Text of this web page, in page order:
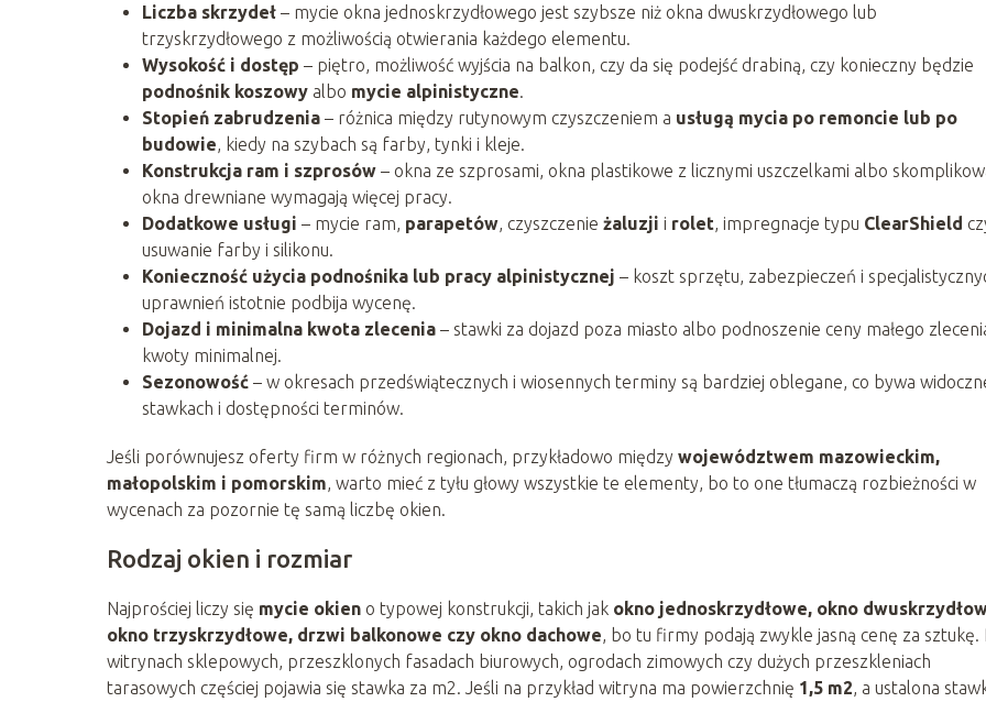
Liczba skrzydeł – mycie okna jednoskrzydłowego jest szybsze niż okna dwuskrzydłowego lub
trzyskrzydłowego z możliwością otwierania każdego elementu.
Wysokość i dostęp – piętro, możliwość wyjścia na balkon, czy da się podejść drabiną, czy konieczny będzie
podnośnik koszowy albo mycie alpinistyczne.
Stopień zabrudzenia – różnica między rutynowym czyszczeniem a usługą mycia po remoncie lub po
budowie, kiedy na szybach są farby, tynki i kleje.
Konstrukcja ram i szprosów – okna ze szprosami, okna plastikowe z licznymi uszczelkami albo
okna drewniane wymagają więcej pracy.
Dodatkowe usługi – mycie ram, parapetów, czyszczenie żaluzji i rolet, impregnacje typu ClearShield
usuwanie farby i silikonu.
Konieczność użycia podnośnika lub pracy alpinistycznej – koszt sprzętu, zabezpieczeń i
uprawnień istotnie podbija wycenę.
Dojazd i minimalna kwota zlecenia – stawki za dojazd poza miasto albo podnoszenie ceny małego
kwoty minimalnej.
Sezonowość – w okresach przedświątecznych i wiosennych terminy są bardziej oblegane, co bywa
stawkach i dostępności terminów.
Jeśli porównujesz oferty firm w różnych regionach, przykładowo między województwem mazowieckim,
małopolskim i pomorskim, warto mieć z tyłu głowy wszystkie te elementy, bo to one tłumaczą rozbieżności w
wycenach za pozornie tę samą liczbę okien.
Rodzaj okien i rozmiar
Najprościej liczy się mycie okien o typowej konstrukcji, takich jak okno jednoskrzydłowe, okno
okno trzyskrzydłowe, drzwi balkonowe czy okno dachowe, bo tu firmy podają zwykle jasną cenę za sztukę.
witrynach sklepowych, przeszklonych fasadach biurowych, ogrodach zimowych czy dużych przeszkleniach
tarasowych częściej pojawia się stawka za m2. Jeśli na przykład witryna ma powierzchnię 1,5 m2, a ustalona